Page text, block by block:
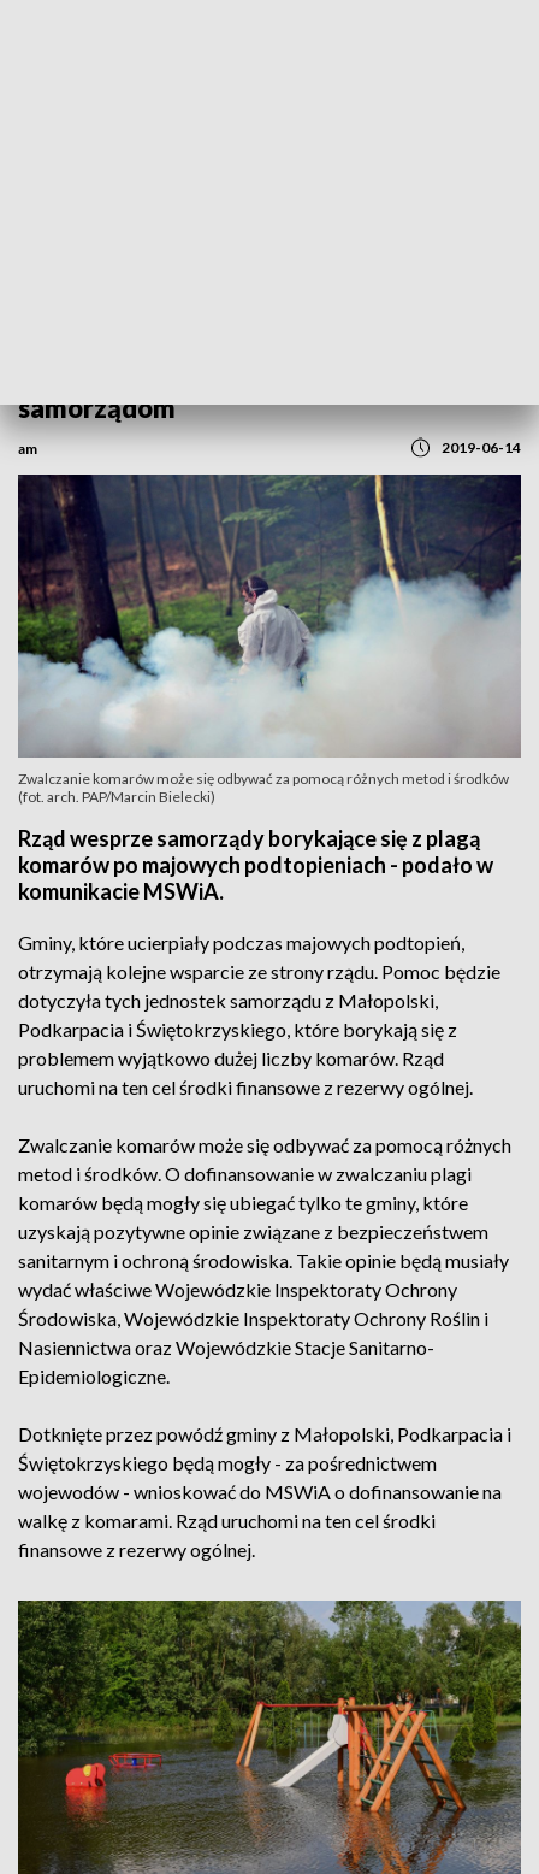
samorządom
am 2019-06-14
Zwalczanie komarów może się odbywać za pomocą różnych metod i środków
(fot. arch. PAP/Marcin Bielecki)
Rząd wesprze samorządy borykające się z plagą
komarów po majowych podtopieniach - podało w
komunikacie MSWiA.
Gminy, które ucierpiały podczas majowych podtopień,
otrzymają kolejne wsparcie ze strony rządu. Pomoc będzie
dotyczyła tych jednostek samorządu z Małopolski,
Podkarpacia i Świętokrzyskiego, które borykają się z
problemem wyjątkowo dużej liczby komarów. Rząd
uruchomi na ten cel środki finansowe z rezerwy ogólnej.
Zwalczanie komarów może się odbywać za pomocą różnych
metod i środków. O dofinansowanie w zwalczaniu plagi
komarów będą mogły się ubiegać tylko te gminy, które
uzyskają pozytywne opinie związane z bezpieczeństwem
sanitarnym i ochroną środowiska. Takie opinie będą musiały
wydać właściwe Wojewódzkie Inspektoraty Ochrony
Środowiska, Wojewódzkie Inspektoraty Ochrony Roślin i
Nasiennictwa oraz Wojewódzkie Stacje Sanitarno-
Epidemiologiczne.
Dotknięte przez powódź gminy z Małopolski, Podkarpacia i
Świętokrzyskiego będą mogły - za pośrednictwem
wojewodów - wnioskować do MSWiA o dofinansowanie na
walkę z komarami. Rząd uruchomi na ten cel środki
finansowe z rezerwy ogólnej.